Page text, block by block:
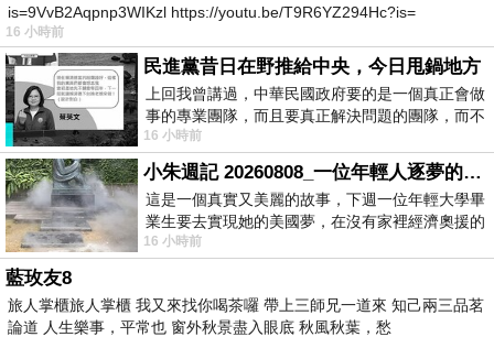
is=9VvB2Aqpnp3WIKzl https://youtu.be/T9R6YZ294Hc?is=
16 小時前
民進黨昔日在野推給中央，今日甩鍋地方
上回我曾講過，中華民國政府要的是一個真正會做
事的專業團隊，而且要真正解決問題的團隊，而不
是只會到處甩鍋的雙標團隊，最近民進黨
16 小時前
小朱週記 20260808_一位年輕人逐夢的真實故事
這是一個真實又美麗的故事，下週一位年輕大學畢
業生要去實現她的美國夢，在沒有家裡經濟奧援的
情況下，靠著自我努力工作累積出國基
16 小時前
藍玫友8
旅人掌櫃旅人掌櫃 我又來找你喝茶囉 帶上三師兄一道來 知己兩三品茗
論道 人生樂事，平常也 窗外秋景盡入眼底 秋風秋葉，愁